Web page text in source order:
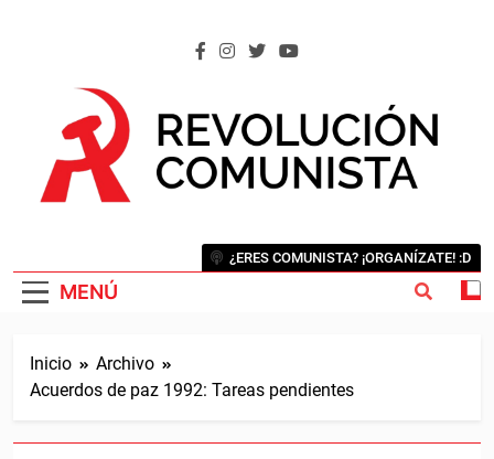
MENÚ
¿ERES COMUNISTA? ¡ORGANÍZATE! :D
Inicio
Archivo
Acuerdos de paz 1992: Tareas pendientes